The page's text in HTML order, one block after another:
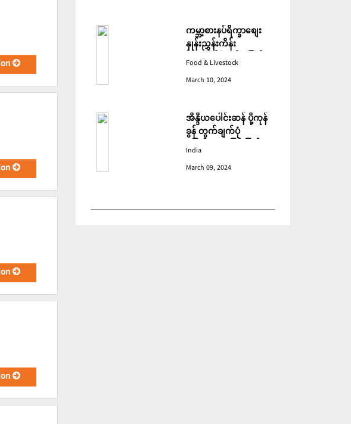
ကမ္ဘာ့စားနပ်ရိက္ခာစျေး
နှုန်းညွှန်းကိန်း
ဖေဖော်ဝါရီတွင် ပြောင်း
ဆက်တိုက် ကျဆင်းခဲ့
Food & Livestock
March 10, 2024
အိန္ဒိယပေါင်းဆန် ပို့ကုန်
ခွန် တွက်ချက်ပုံ
ပြောင်းလဲသဖြင့် ပြည်ပမှ
India
March 09, 2024